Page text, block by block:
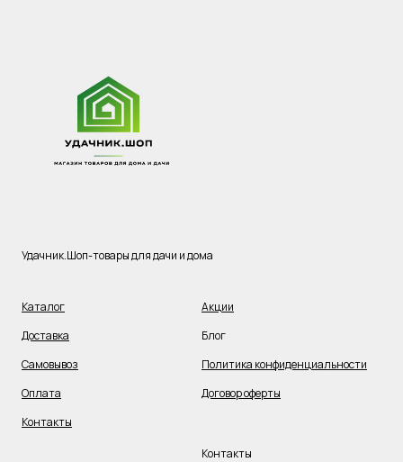
Удачник.Шоп-товары для дачи и дома
Каталог
Доставка
Самовывоз
Оплата
Контакты
Акции
Блог
Политика конфиденциальности
Договор оферты
Контакты